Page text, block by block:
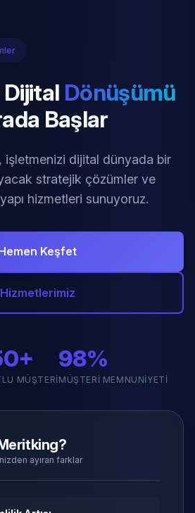
Dönüşümü
Başlar
işletmenizi dijital dünyada bir
stratejik çözümler ve
hizmetleri sunuyoruz.
Keşfet
Hizmetlerimiz
MÜŞTERI
98%
MÜŞTERI MEMNUNIYETI
ayıran farklar